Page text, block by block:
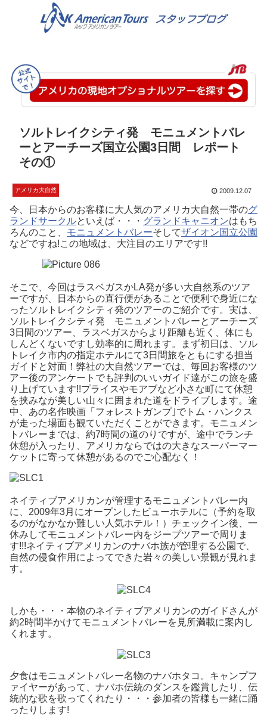
ソルトレイクシティ発 モニュメントバレ
ーとアーチーズ国立公園3日間 レポート
その①
アメリカ大自然 2009.12.07
今、日本からのお客様に大人気のアメリカ大自然一帯のグ
ランドサークルといえば・・・ グランドキャニオンはもち
ろんのこと、 モニュメントバレーそしてザイオン国立公園
などですね!この地域は、大注目のエリアです!!
そこで、今回はラスベガスかLA発が多い大自然系のツア
ーですが、日本からの直行便があることで便利で身近にな
ったソルトレイクシティ発のツアーのご紹介です。実は、
ソルトレイクシティ発 モニュメントバレーとアーチーズ
3日間のツアー、ラスベガスからより距離も近く、体にも
しんどくないですし効率的に周れます。まず初日は、ソル
トレイク市内の指定ホテルにて3日間旅をともにする担当
ガイドと対面！弊社の大自然ツアーでは、毎回お客様のツ
アー後のアンケートでも評判のいいガイド達がこの旅を盛
り上げています!!プライスやモアブなど小さな町にて休憩
を挟みなが美しい山々に囲まれた道をドライブします。途
中、あの名作映画「フォレストガンプ｣でトム・ハンクス
が走った場面も観ていただくことができます。モニュメン
トバレーまでは、約7時間の道のりですが、途中でランチ
休憩が入ったり、アメリカならではの大きなスーパーマー
ケットに寄って休憩があるのでご心配なく！
ネイティブアメリカンが管理するモニュメントバレー内
に、2009年3月にオープンしたビューホテルに（予約を取
るのがなかなか難しい人気ホテル！）チェックイン後、一
休みしてモニュメントバレー内をジープツアーで周りま
す!!!ネイティブアメリカンのナバホ族が管理する公園で、
自然の侵食作用によってできた岩々の美しい景観が見れま
す。
しかも・・・本物のネイティブアメリカンのガイドさんが
約2時間半かけてモニュメントバレーを見所満載に案内し
くれます。
夕食はモニュメントバレー名物のナバホタコ。キャンプフ
ァイヤーがあって、ナバホ伝統のダンスを鑑賞したり、伝
統的な歌を歌ってくれたり・・・参加者の皆様も一緒に踊
ったりします!